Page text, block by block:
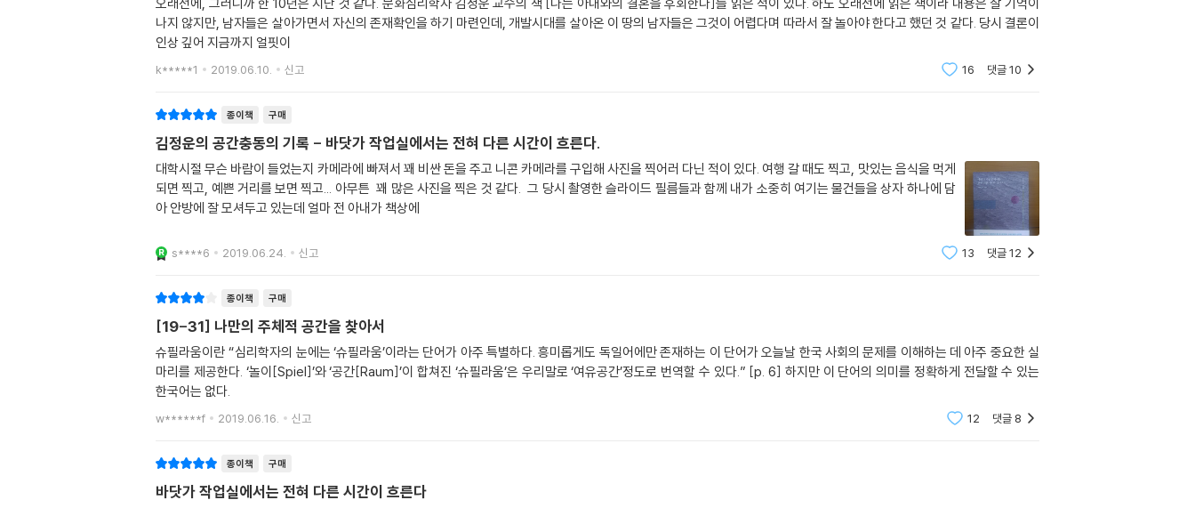
나지 않지만, 남자들은 살아가면서 자신의 존재확인을 하기 마련인데, 개발시대를 살아온 이 땅의 남자들은 그것이 어렵다며 따라서 잘 놀아야 한다고 했던 것 같다. 당시 결론이
인상 깊어 지금까지 얼핏이
k*****1 2019.06.10. 신고 16 댓글10
종이책 구매
김정운의 공간충동의 기록 - 바닷가 작업실에서는 전혀 다른 시간이 흐른다.
대학시절 무슨 바람이 들었는지 카메라에 빠져서 꽤 비싼 돈을 주고 니콘 카메라를 구입해 사진을 찍어러 다닌 적이 있다. 여행 갈 때도 찍고, 맛있는 음식을 먹게
되면 찍고, 예쁜 거리를 보면 찍고... 아무튼 꽤 많은 사진을 찍은 것 같다. 그 당시 촬영한 슬라이드 필름들과 함께 내가 소중히 여기는 물건들을 상자 하나에 담
아 안방에 잘 모셔두고 있는데 얼마 전 아내가 책상에
s****6 2019.06.24. 신고 13 댓글12
종이책 구매
[19-31] 나만의 주체적 공간을 찾아서
슈필라움이란 “심리학자의 눈에는 ‘슈필라움’이라는 단어가 아주 특별하다. 흥미롭게도 독일어에만 존재하는 이 단어가 오늘날 한국 사회의 문제를 이해하는 데 아주 중요한 실
마리를 제공한다. ‘놀이[Spiel]’와 ‘공간[Raum]’이 합쳐진 ‘슈필라움’은 우리말로 ‘여유공간’정도로 번역할 수 있다.” [p. 6] 하지만 이 단어의 의미를 정확하게 전달할 수 있는
한국어는 없다.
w******f 2019.06.16. 신고 12 댓글 8
종이책 구매
바닷가 작업실에서는 전혀 다른 시간이 흐른다